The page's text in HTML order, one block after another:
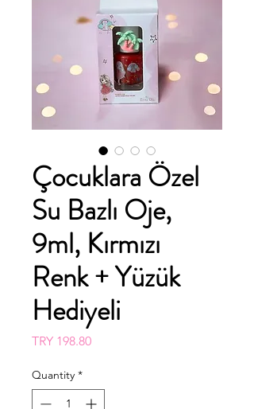
Çocuklara Özel
Su Bazlı Oje,
9ml, Kırmızı
Renk + Yüzük
Hediyeli
TRY 198.80Price
Quantity *